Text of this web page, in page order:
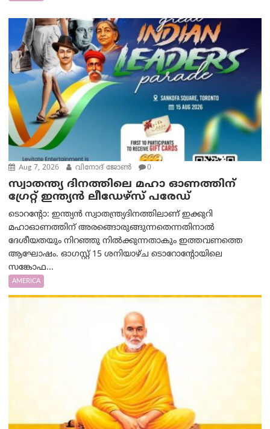
Aug 7, 2026 വിനോദ് ജോൺ 0
സ്വാതന്ത്യ ദിനത്തിലെ മഹാ ഓണത്തിന്
ഗ്രേറ്റ് ഇന്ത്യൻ ലീഡേഴ്സ് പരേഡ്
ടൊറന്റോ: ഇന്ത്യൻ സ്വാതന്ത്ര്യദിനത്തിലാണ് ഇക്കുറി
മഹാഓണത്തിന് അരങ്ങൊരുങ്ങുന്നതെന്നതിനാൽ
ദേശീയതയും നിറഞ്ഞു നിൽക്കുന്നതാകും ഇത്തവണത്തെ
ആഘോഷം. ഓഗസ്റ്റ് 15 ശനിയാഴ്ച ടൊറോന്റോയിലെ
സങ്കോഫ...
AMERICA